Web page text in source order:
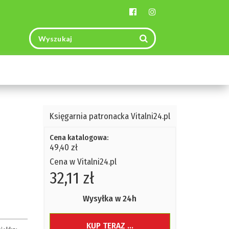
Księgarnia patronacka Vitalni24.pl
Cena katalogowa:
49,40 zł
Cena w Vitalni24.pl
32,11 zł
Wysyłka w 24h
KUP TERAZ ...